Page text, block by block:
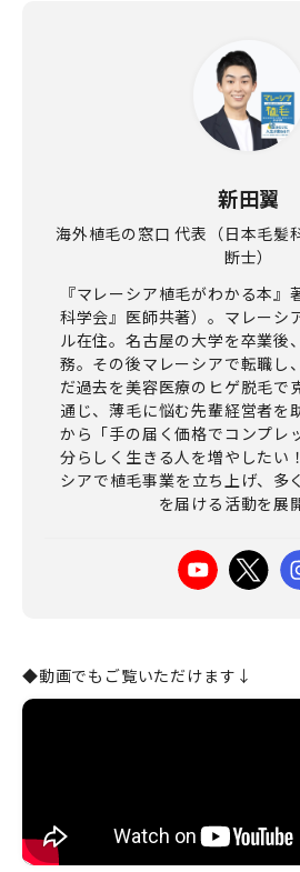
新田翼
海外植毛の窓口 代表（日本毛髪
断士）
『マレーシア植毛がわかる本』
科学会』医師共著）。マレーシ
ル在住。名古屋の大学を卒業後
務。その後マレーシアで転職し
だ過去を美容医療のヒゲ脱毛で
通じ、薄毛に悩む先輩経営者を
から「手の届く価格でコンプレ
分らしく生きる人を増やしたい
シアで植毛事業を立ち上げ、多
を届ける活動を展
◆動画でもご覧いただけます ↓